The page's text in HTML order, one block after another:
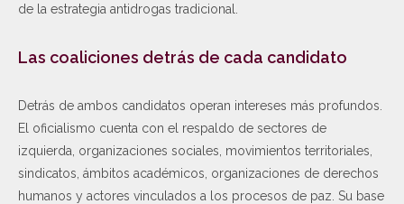
de la estrategia antidrogas tradicional.
Las coaliciones detrás de cada candidato
Detrás de ambos candidatos operan intereses más profundos.
El oficialismo cuenta con el respaldo de sectores de
izquierda, organizaciones sociales, movimientos territoriales,
sindicatos, ámbitos académicos, organizaciones de derechos
humanos y actores vinculados a los procesos de paz. Su base